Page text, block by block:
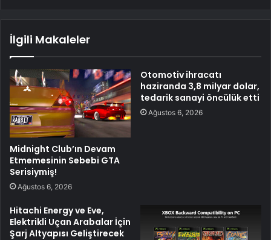
İlgili Makaleler
Midnight Club’ın Devam
Etmemesinin Sebebi GTA
Serisiymiş!
Ağustos 6, 2026
Otomotiv ihracatı
haziranda 3,8 milyar dolar,
tedarik sanayi öncülük etti
Ağustos 6, 2026
Hitachi Energy ve Eve,
Elektrikli Uçan Arabalar İçin
Şarj Altyapısı Geliştirecek